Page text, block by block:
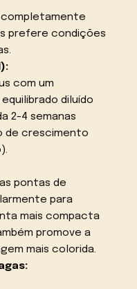
completamente
prefere condições
com um
diluído
2-4 semanas
de crescimento
pontas de
para
mais compacta
promove a
mais colorida.